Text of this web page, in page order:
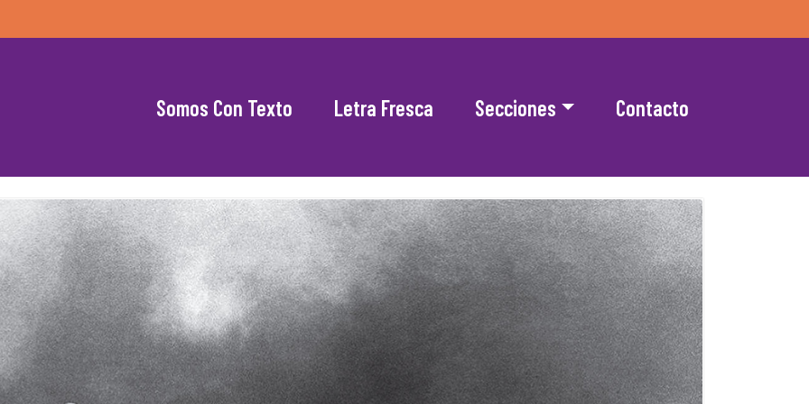
Somos Con Texto Letra Fresca Secciones Contacto